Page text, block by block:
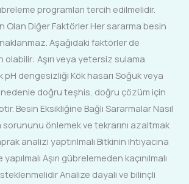
programları tercih edilmelidir.
Olan Diğer Faktörler Her sararma besin
Aşağıdaki faktörler de
Aşırı veya yetersiz sulama
dengesizliği Kök hasarı Soğuk veya
nedenle doğru teşhis, doğru çözüm için
Besin Eksikliğine Bağlı Sararmalar Nasıl
sorununu önlemek ve tekrarını azaltmak
analizi yaptırılmalı Bitkinin ihtiyacına
Aşırı gübrelemeden kaçınılmalı
Analize dayalı ve bilinçli